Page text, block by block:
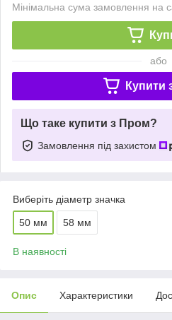
Мінімальна сума замовлення на
або
Купити
Що таке купити з Пром?
Замовлення під захистом
Виберіть діаметр значка
50 мм 58 мм
В наявності
Опис Характеристики